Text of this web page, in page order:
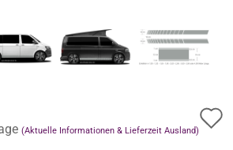
(Aktuelle Informationen & Lieferzeit Ausland)